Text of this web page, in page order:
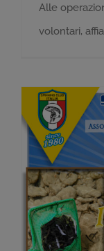
Alle
volontari,